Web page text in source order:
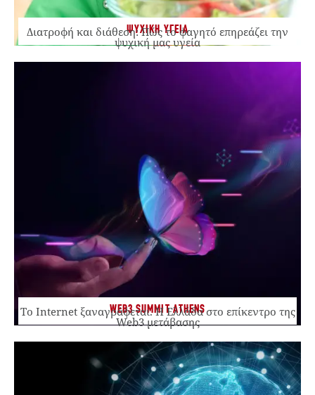
ΨΥΧΙΚΗ ΥΓΕΙΑ
Διατροφή και διάθεση: Πώς το φαγητό επηρεάζει την
ψυχική μας υγεία
WEB3 SUMMIT ATHENS
Το Internet ξαναγράφεται. Η Ελλάδα στο επίκεντρο της
Web3 μετάβασης